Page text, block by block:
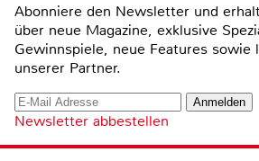
Abonniere den Newsletter und
über neue Magazine, exklusive
Gewinnspiele, neue Features
unserer Partner.
Newsletter abbestellen